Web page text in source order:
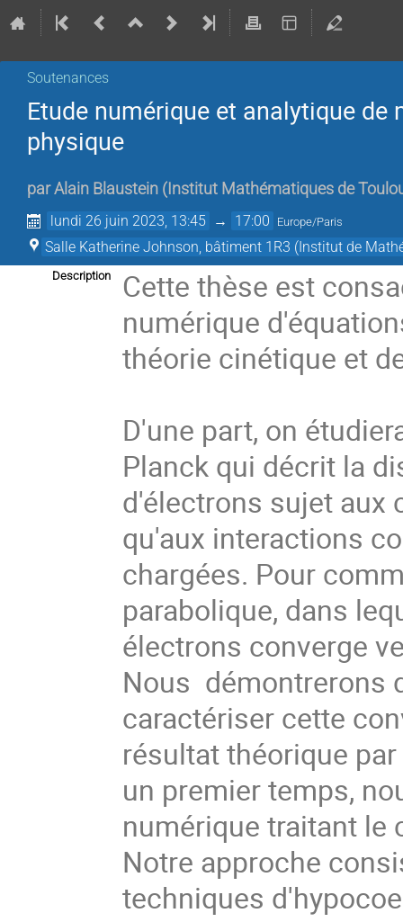
Soutenances
Etude numérique et analytique
physique
parAlain Blaustein ( Institut Mathématiques de
lundi 26 juin 2023, 13:45 → 17:00 Europe/Paris
Salle Katherine Johnson, bâtiment 1R3 (Institut de
Description
Cette thèse est
numérique
théorie cinétique et
D'une part, on
Planck qui décrit la
d'électrons sujet aux
qu'aux interactions
chargées. Pour
parabolique, dans
électrons converge
Nous
caractériser cette
résultat théorique
un premier temps,
numérique traitant le
Notre approche
techniques